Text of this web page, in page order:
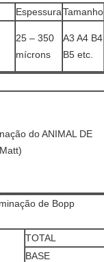
EspessuraTamanho
25 – 350
mícrons
A3 A4 B4
B5 etc.
do ANIMAL DE
de Bopp
TOTAL
BASE